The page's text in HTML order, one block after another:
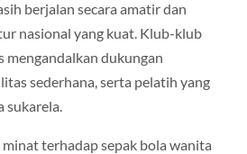
berjalan secara amatir dan
nasional yang kuat. Klub-klub
mengandalkan dukungan
sederhana, serta pelatih yang
sukarela.
terhadap sepak bola wanita